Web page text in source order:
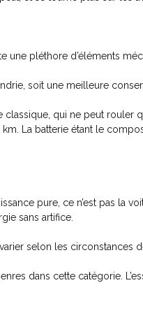
une pléthore d’éléments
soit une meilleure
classique, qui ne peut rouler
La batterie étant le
pure, ce n’est pas la
sans artifice.
selon les circonstances
dans cette catégorie.